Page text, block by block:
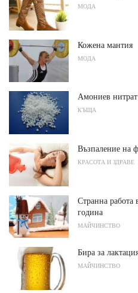
МОДА
Кожена мантия
МОДА
Амониев
КЪЩА
Възпаление на
КРАСОТА И ЗДРАВЕ
Странна работа
година
МАЙЧИНСТВО
Бира за
МАЙЧИНСТВО